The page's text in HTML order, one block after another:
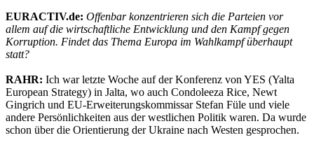
EURACTIV.de: Offenbar konzentrieren sich die Parteien vor
allem auf die wirtschaftliche Entwicklung und den Kampf gegen
Korruption. Findet das Thema Europa im Wahlkampf überhaupt
statt?
RAHR: Ich war letzte Woche auf der Konferenz von YES (Yalta
European Strategy) in Jalta, wo auch Condoleeza Rice, Newt
Gingrich und EU-Erweiterungskommissar Stefan Füle und viele
andere Persönlichkeiten aus der westlichen Politik waren. Da wurde
schon über die Orientierung der Ukraine nach Westen gesprochen.